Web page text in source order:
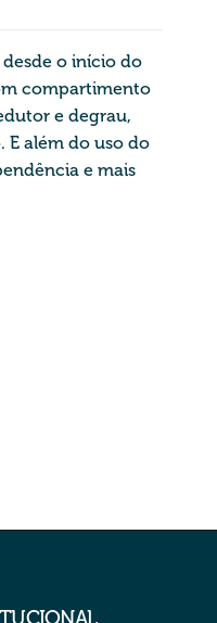
o início do
compartimento
e degrau,
além do uso do
e mais